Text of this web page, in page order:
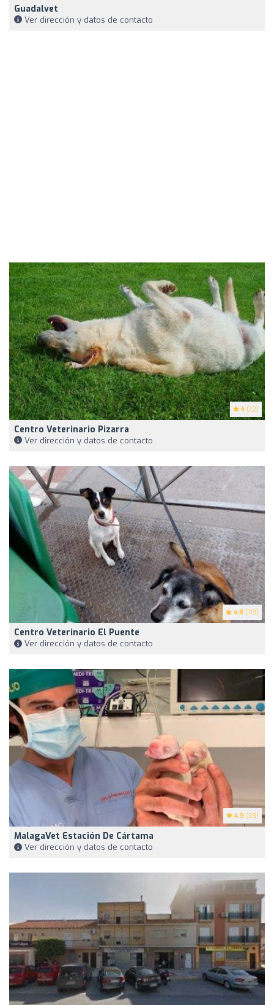
Guadalvet
Ver dirección y datos de contacto
4 (22)
Centro Veterinario Pizarra
Ver dirección y datos de contacto
4.8 (113)
Centro Veterinario El Puente
Ver dirección y datos de contacto
4.9 (38)
MalagaVet Estación De Cártama
Ver dirección y datos de contacto